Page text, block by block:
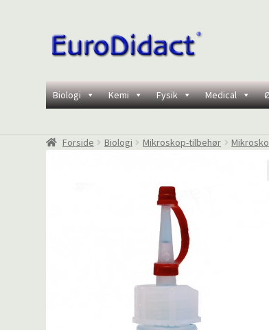
Spring
til
Spring
til
Biologi Kemi Fysik Medical
Forside Biologi Mikroskop-tilbehør